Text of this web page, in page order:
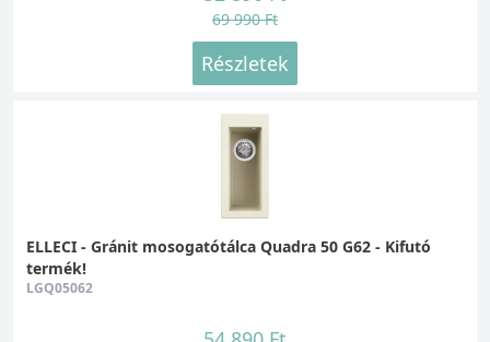
alkotó ezüst ionok 100%-os antibakteriális
védelmet nyújtanak.
69 990 Ft
Részletek
ELLECI - Gránit mosogatótálca Quadra 50 G62 - Kifutó
termék!
LGQ05062